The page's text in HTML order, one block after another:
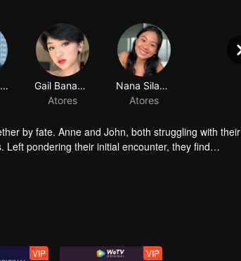
Ralph Malibunas
by fate. Anne and John, both struggling with their
Left pondering their initial encounter, they find
unromantic of beginnings. As friendship slowly
VIP VIP